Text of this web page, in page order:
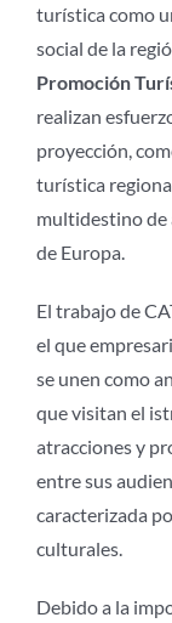
turística como
social de la
Promoción
realizan
proyección,
turística
multidestino de
de Europa.
El trabajo de
el que
se unen como
que visitan el
atracciones y
entre sus
caracterizada
culturales.
Debido a la